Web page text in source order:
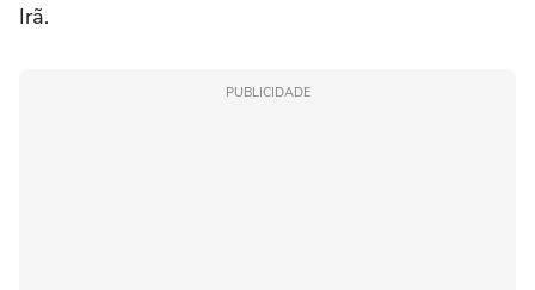
Irã.
PUBLICIDADE